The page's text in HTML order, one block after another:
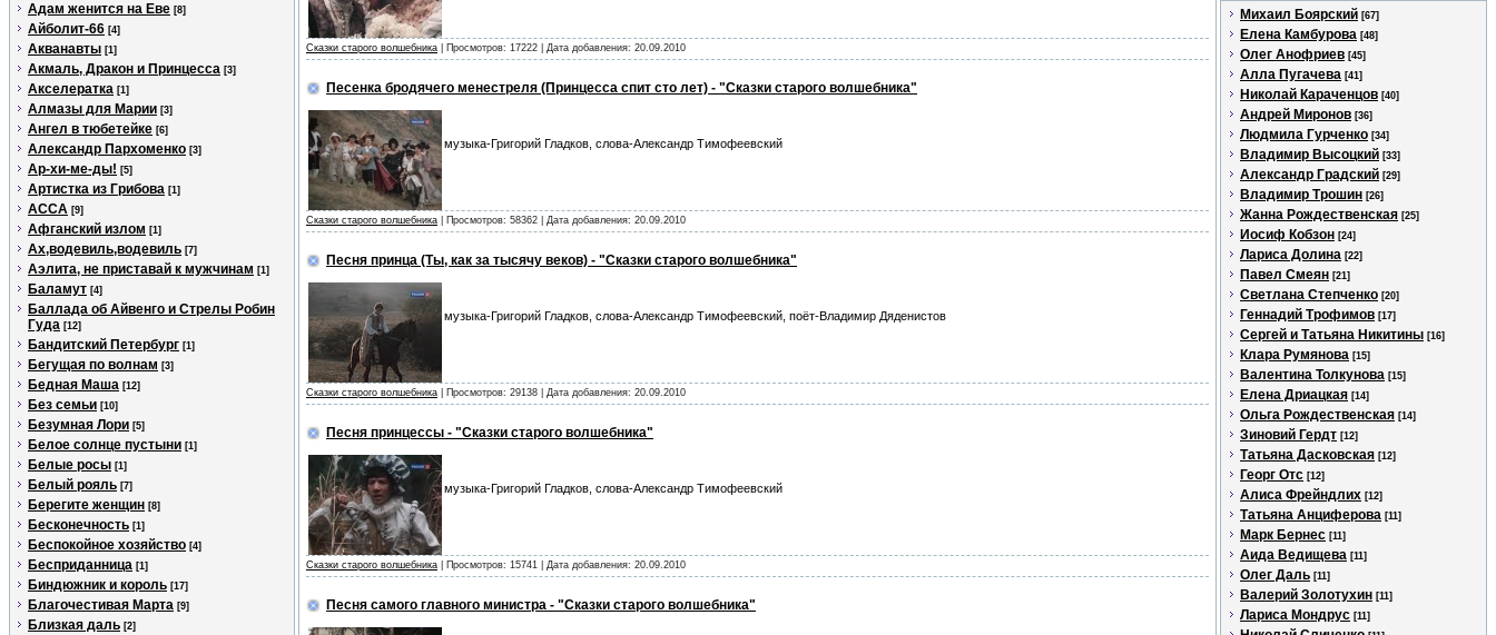
Адам женится на Еве [8]
Айболит-66 [4]
Акванавты [1]
Акмаль, Дракон и Принцесса [3]
Акселератка [1]
Алмазы для Марии [3]
Ангел в тюбетейке [6]
Александр Пархоменко [3]
Ар-хи-ме-ды! [5]
Артистка из Грибова [1]
АССА [9]
Афганский излом [1]
Ах,водевиль,водевиль [7]
Аэлита, не приставай к мужчинам [1]
Баламут [4]
Баллада об Айвенго и Стрелы Робин
Гуда [12]
Бандитский Петербург [1]
Бегущая по волнам [3]
Бедная Маша [12]
Без семьи [10]
Безумная Лори [5]
Белое солнце пустыни [1]
Белые росы [1]
Белый рояль [7]
Берегите женщин [8]
Бесконечность [1]
Беспокойное хозяйство [4]
Бесприданница [1]
Биндюжник и король [17]
Благочестивая Марта [9]
Близкая даль [2]
Сказки старого волшебника | Просмотров: 17222 | Дата добавления: 20.09.2010
Песенка бродячего менестреля (Принцесса спит сто лет) - "Сказки старого волшебника"
музыка-Григорий Гладков, слова-Александр Тимофеевский
Сказки старого волшебника | Просмотров: 58362 | Дата добавления: 20.09.2010
Песня принца (Ты, как за тысячу веков) - "Сказки старого волшебника"
музыка-Григорий Гладков, слова-Александр Тимофеевский, поёт-Владимир Дяденистов
Сказки старого волшебника | Просмотров: 29138 | Дата добавления: 20.09.2010
Песня принцессы - "Сказки старого волшебника"
музыка-Григорий Гладков, слова-Александр Тимофеевский
Сказки старого волшебника | Просмотров: 15741 | Дата добавления: 20.09.2010
Песня самого главного министра - "Сказки старого волшебника"
Михаил Боярский [67]
Елена Камбурова [48]
Олег Анофриев [45]
Алла Пугачева [41]
Николай Караченцов [40]
Андрей Миронов [36]
Людмила Гурченко [34]
Владимир Высоцкий [33]
Александр Градский [29]
Владимир Трошин [26]
Жанна Рождественская [25]
Иосиф Кобзон [24]
Лариса Долина [22]
Павел Смеян [21]
Светлана Степченко [20]
Геннадий Трофимов [17]
Сергей и Татьяна Никитины [16]
Клара Румянова [15]
Валентина Толкунова [15]
Елена Дриацкая [14]
Ольга Рождественская [14]
Зиновий Гердт [12]
Татьяна Дасковская [12]
Георг Отс [12]
Алиса Фрейндлих [12]
Татьяна Анциферова [11]
Марк Бернес [11]
Аида Ведищева [11]
Олег Даль [11]
Валерий Золотухин [11]
Лариса Мондрус [11]